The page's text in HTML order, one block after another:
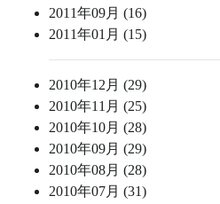
2011年09月 (16)
2011年01月 (15)
2010年12月 (29)
2010年11月 (25)
2010年10月 (28)
2010年09月 (29)
2010年08月 (28)
2010年07月 (31)